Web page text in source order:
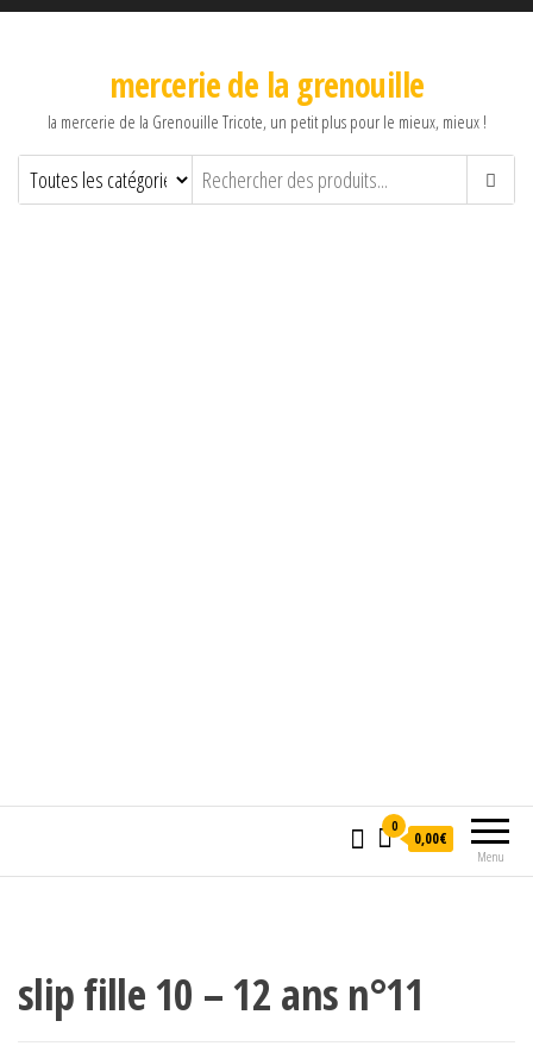
mercerie de la grenouille
la mercerie de la Grenouille Tricote, un petit plus pour le mieux, mieux !
Menu
0
0,00€
slip fille 10 – 12 ans n°11